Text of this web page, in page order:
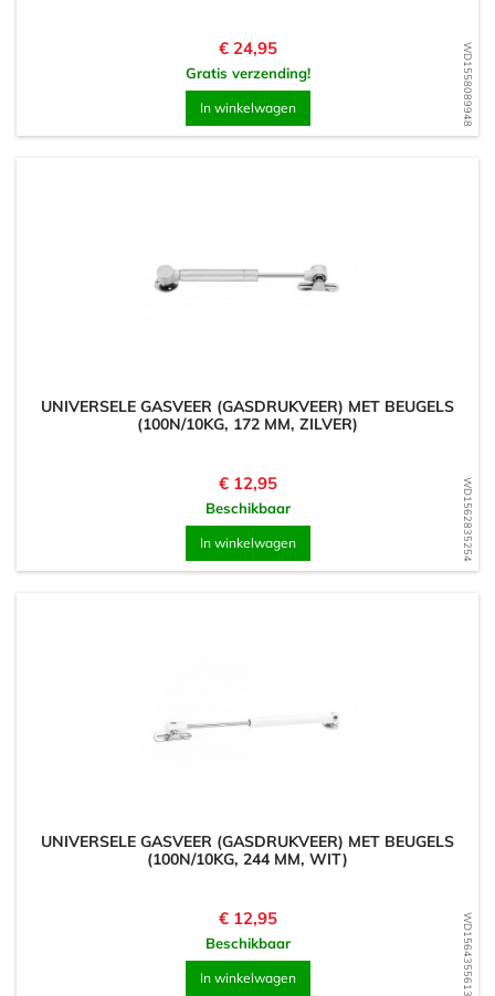
WD1558089948
Prijs
€ 24,95
Gratis verzending!
In winkelwagen
WD1562835254
UNIVERSELE GASVEER (GASDRUKVEER) MET BEUGELS
(100N/10KG, 172 MM, ZILVER)
Prijs
€ 12,95
Beschikbaar
In winkelwagen
WD1564355613
UNIVERSELE GASVEER (GASDRUKVEER) MET BEUGELS
(100N/10KG, 244 MM, WIT)
Prijs
€ 12,95
Beschikbaar
In winkelwagen